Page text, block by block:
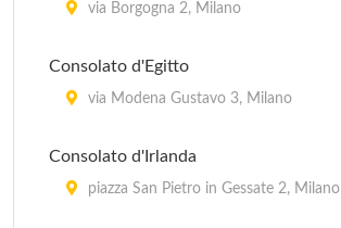
via Borgogna 2, Milano
Consolato d'Egitto
via Modena Gustavo 3, Milano
Consolato d'Irlanda
piazza San Pietro in Gessate 2, Milano